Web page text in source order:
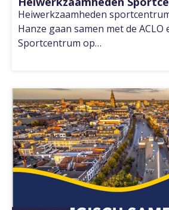
Heiwerkzaamheden
Hanze gaan samen met de ACLO
Sportcentrum op…